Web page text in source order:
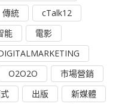
傳統
cTalk12
能
電影
O2O2O
市場營銷
出版
新媒體